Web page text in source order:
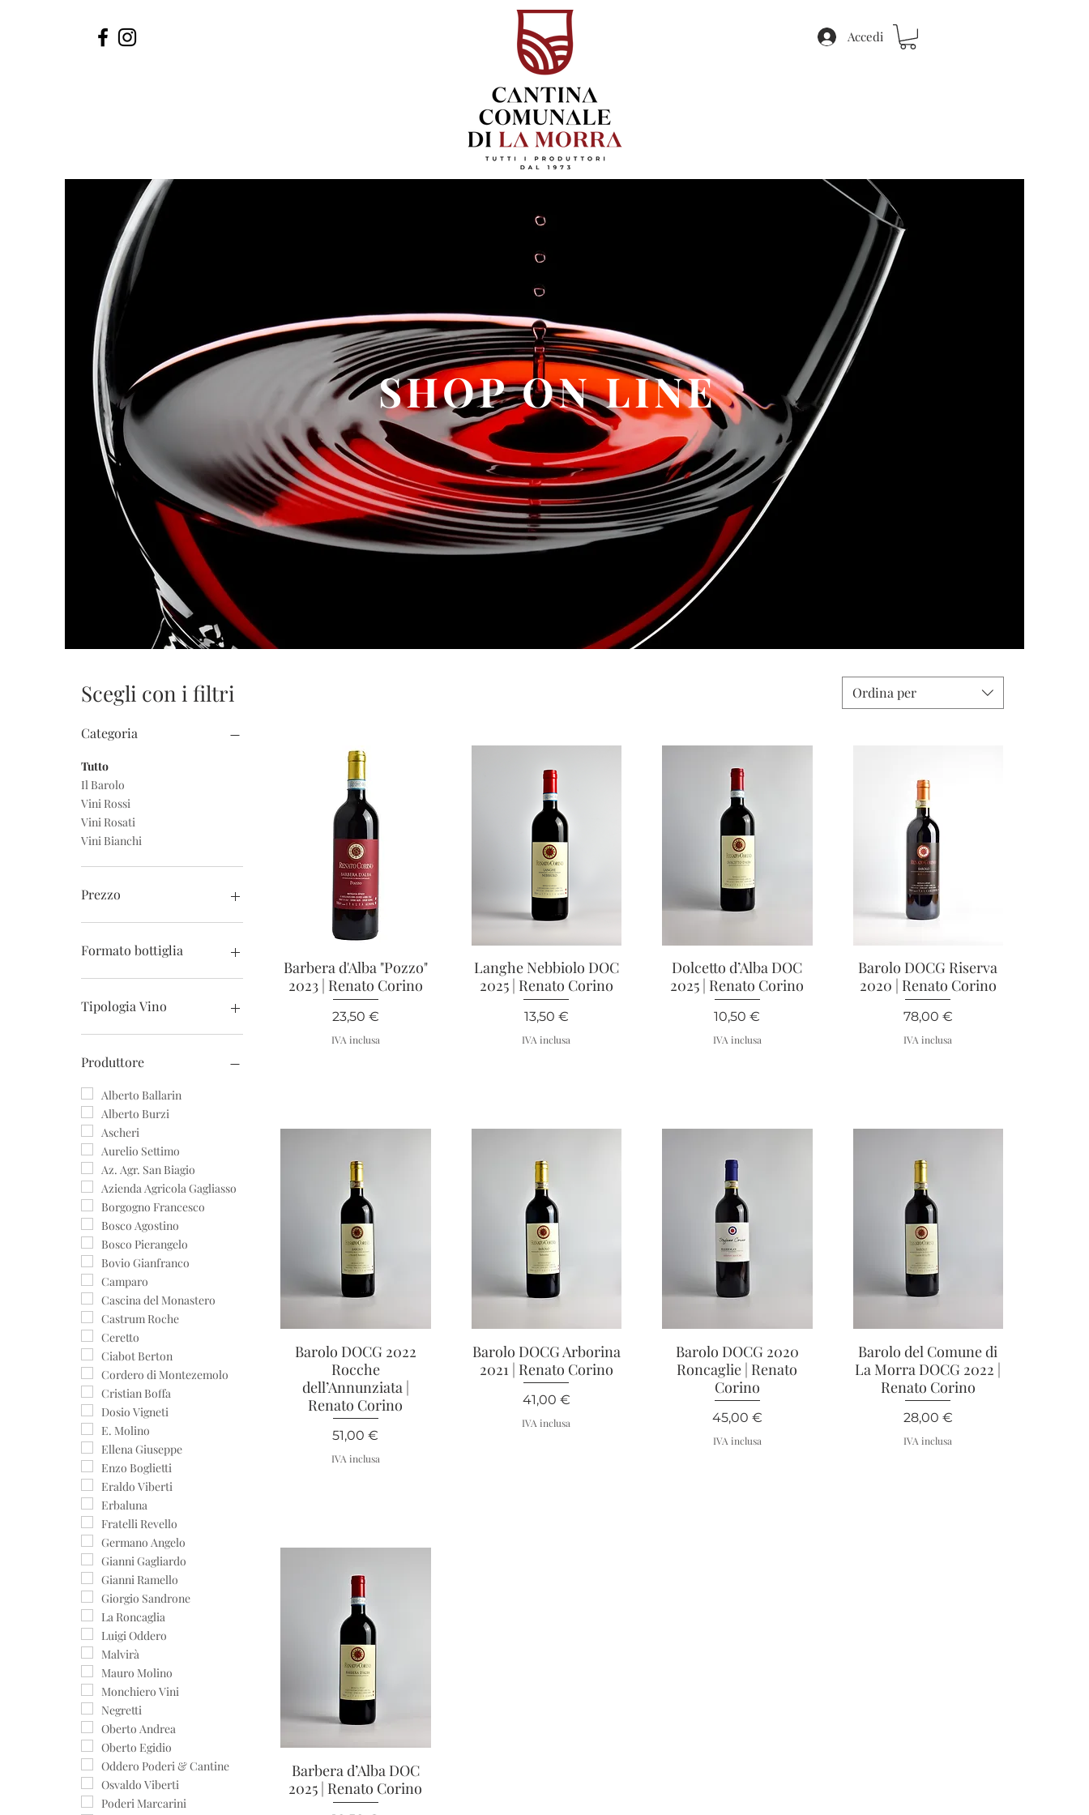
Accedi
SHOP ON LINE
Scegli con i filtri
Categoria
Tutto
Il Barolo
Vini Rossi
Vini Rosati
Vini Bianchi
Prezzo
8 €
Formato bottiglia
0.375 cl
0.50 cl
75 cl.
Tipologia Vino
Arneis
Barbera
Dolcetto
Favorita
Nascetta
Nebbiolo
Pelaverga
Riesling
Produttore
Alberto Ballarin
Alberto Burzi
Ascheri
Aurelio Settimo
Az. Agr. San Biagio
Azienda Agricola Gagliasso
Borgogno Francesco
Bosco Agostino
Bosco Pierangelo
Bovio Gianfranco
Camparo
Cascina del Monastero
Castrum Roche
Ceretto
Ciabot Berton
Cordero di Montezemolo
Cristian Boffa
Dosio Vigneti
E. Molino
Ellena Giuseppe
Enzo Boglietti
Eraldo Viberti
Erbaluna
Fratelli Revello
Germano Angelo
Gianni Gagliardo
Gianni Ramello
Giorgio Sandrone
La Roncaglia
Luigi Oddero
Malvirà
Mauro Molino
Monchiero Vini
Negretti
Oberto Andrea
Oberto Egidio
Oddero Poderi & Cantine
Osvaldo Viberti
Poderi Marcarini
Ordina per
Vista rapida
Barbera d'Alba "Pozzo"
2023 | Renato Corino
Prezzo
23,50 €
IVA inclusa
Vista rapida
Langhe Nebbiolo DOC
2025 | Renato Corino
Prezzo
13,50 €
IVA inclusa
Vista rapida
Dolcetto d’Alba DOC
2025 | Renato Corino
Prezzo
10,50 €
IVA inclusa
Vista rapida
Barolo DOCG Riserva
2020 | Renato Corino
Prezzo
78,00 €
IVA inclusa
Vista rapida
Barolo DOCG 2022
Rocche
dell’Annunziata |
Renato Corino
Prezzo
51,00 €
IVA inclusa
Vista rapida
Barolo DOCG Arborina
2021 | Renato Corino
Prezzo
41,00 €
IVA inclusa
Vista rapida
Barolo DOCG 2020
Roncaglie | Renato
Corino
Prezzo
45,00 €
IVA inclusa
Vista rapida
Barolo del Comune di
La Morra DOCG 2022 |
Renato Corino
Prezzo
28,00 €
IVA inclusa
Vista rapida
Barbera d’Alba DOC
2025 | Renato Corino